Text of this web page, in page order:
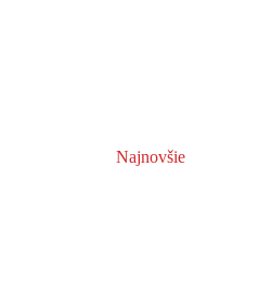
Najnovšie